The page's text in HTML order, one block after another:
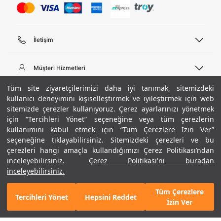
Tüm site ziyaretçilerimizi daha iyi tanımak, sitemizdeki
kullanıcı deneyimini kişiselleştirmek ve iyileştirmek için web
sitemizde çerezler kullanıyoruz. Çerez ayarlarınızı yönetmek
için “Tercihleri Yönet” seçeneğine veya tüm çerezlerin
kullanımını kabul etmek için “Tüm Çerezlere İzin Ver”
seçeneğine tıklayabilirsiniz. Sitemizdeki çerezleri ve bu
çerezleri hangi amaçla kullandığımızı Çerez Politikası’ndan
inceleyebilirsiniz.
Çerez Politikası'nı buradan
inceleyebilirsiniz.
Tercihleri Yönet Hepsini Reddet
Tüm Çerezlere
İzin Ver
+ 6 Renk
2.990 TL
%40
SEPETE EKLE
İletişim
444 02 00
Pazartesi - Cuma 09:00 - 18:00
E-posta
bilgi@underarmour.com
Müşteri Hizmetleri
Sipariş Sorgulama
Bize Ulaşın
Teslimat Bilgileri
İşlem Rehberi
İade ve Değişimler
Sıkça Sorulan Sorular
Beden Rehberi
Site Haritası
Hakkımızda
Ticari Bilgiler
Hükümler ve Koşullar
Gizlilik Politikası
Çerez Politikası
Kariyer
ETBİS
UA Sosyal Medya
Instagram
Facebook
Twitter
Popüler Kategoriler
Erkek Basketbol Ayakkabısı
Çocuk Basketbol Ayakkabısı
Erkek Eşofman
Kadın Tayt